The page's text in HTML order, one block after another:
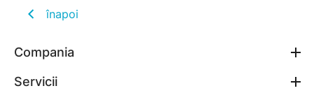
înapoi
Compania
Servicii